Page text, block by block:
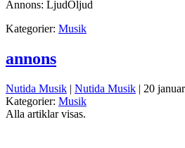
Annons: LjudOljud
Kategorier: Musik
annons
Nutida Musik | Nutida Musik | 20
Kategorier: Musik